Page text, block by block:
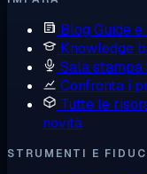
Blog Guide
Knowledge
Sala stampa
Confronta i
Tutte le
novità
STRUMENTI E